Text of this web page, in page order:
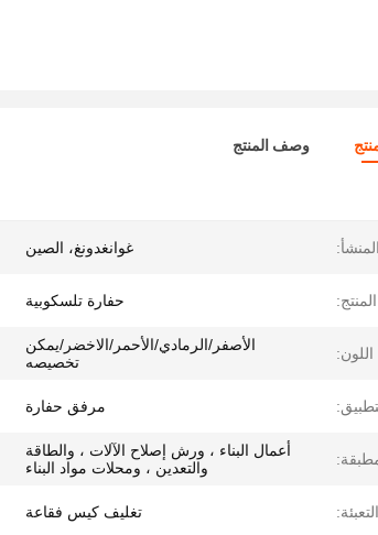
وصف المنتج
غوانغدونغ، الصين
حفارة تلسكوبية
اللون:
الأصفر/الرمادي/الأحمر/الاخضر/يمكن
تخصيصه
مرفق حفارة
أعمال البناء ، ورش إصلاح الآلات ، والطاقة
والتعدين ، ومحلات مواد البناء
التعبئة: تغليف كيس فقاعة